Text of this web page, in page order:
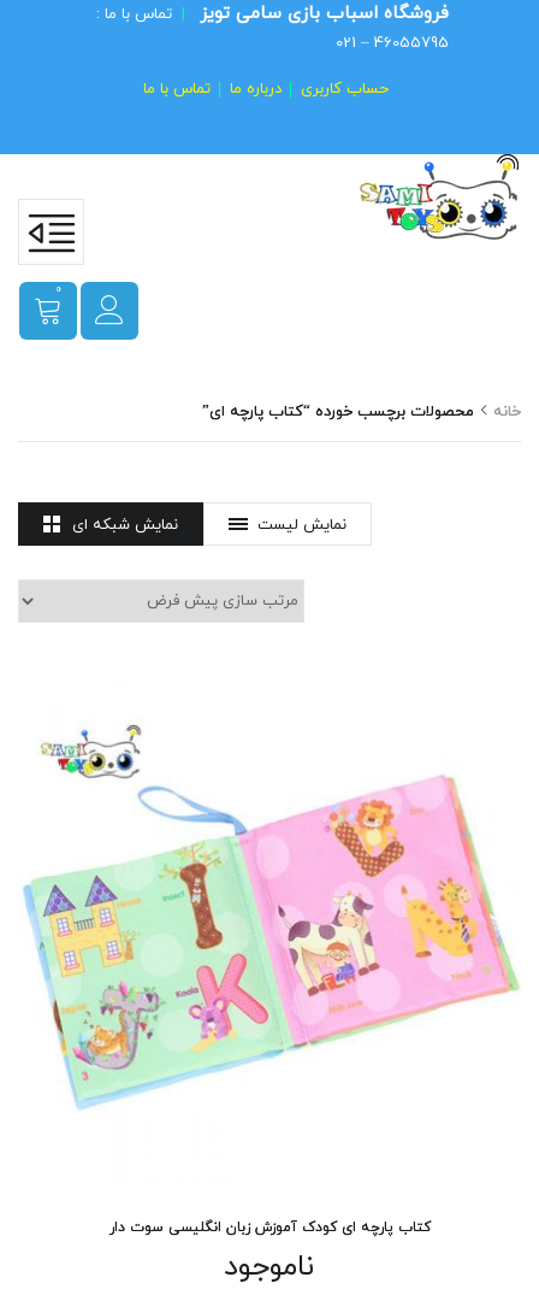
فروشگاه اسباب بازی سامی تویز | تماس با ما :
46055795 – 021
حساب کاربری درباره ما تماس با ما
0
خانه محصولات برچسب خورده “کتاب پارچه ای”
نمایش شبکه ای نمایش لیست
کتاب پارچه ای کودک آموزش زبان انگلیسی سوت دار
ناموجود